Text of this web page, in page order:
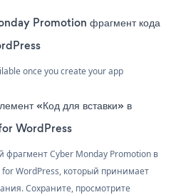
Promotion фрагмент кода
once you create your app
«Код для вставки» в
WordPress
фрагмент Cyber Monday Promotion в
WordPress, который принимает
Сохраните, просмотрите